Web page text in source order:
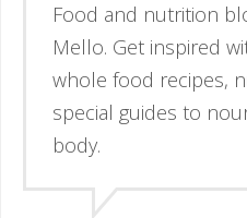
Esse é o blog da
Mello. Se inspire
simples e deliciosas,
e guias para nutrir